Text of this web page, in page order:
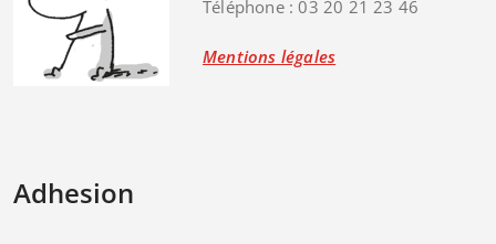
Téléphone : 03 20 21 23 46
Mentions légales
Adhesion